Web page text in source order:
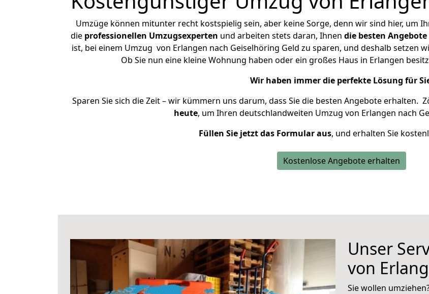
Umzüge können mitunter recht kostspielig sein, aber keine Sorge, denn wir sind hier, um
die professionellen Umzugsexperten und arbeiten stets daran, Ihnen die besten
ist, bei einem Umzug von Erlangen nach Geiselhöring Geld zu sparen, und deshalb setzen
Ob Sie nun eine kleine Wohnung haben oder ein großes Haus in Erlangen
Wir haben immer die perfekte Lösung für
Sparen Sie sich die Zeit – wir kümmern uns darum, dass Sie die besten Angebote erhalten.
heute, um Ihren deutschlandweiten Umzug von Erlangen nach
Füllen Sie jetzt das Formular aus, und erhalten Sie
Kostenlose Angebote erhalten
Unser
von
Sie wollen